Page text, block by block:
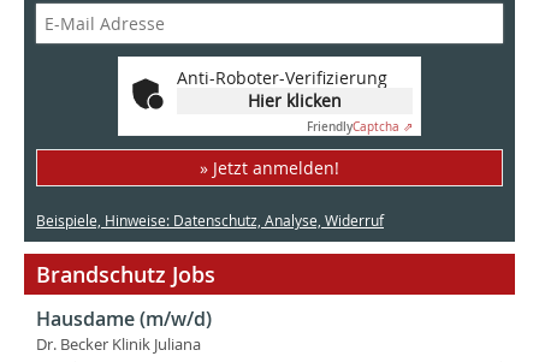
Anti-Roboter-Verifizierung
Hier klicken
FriendlyCaptcha ⇗
» Jetzt anmelden!
Beispiele, Hinweise: Datenschutz, Analyse, Widerruf
Brandschutz Jobs
Hausdame (m/w/d)
Dr. Becker Klinik Juliana